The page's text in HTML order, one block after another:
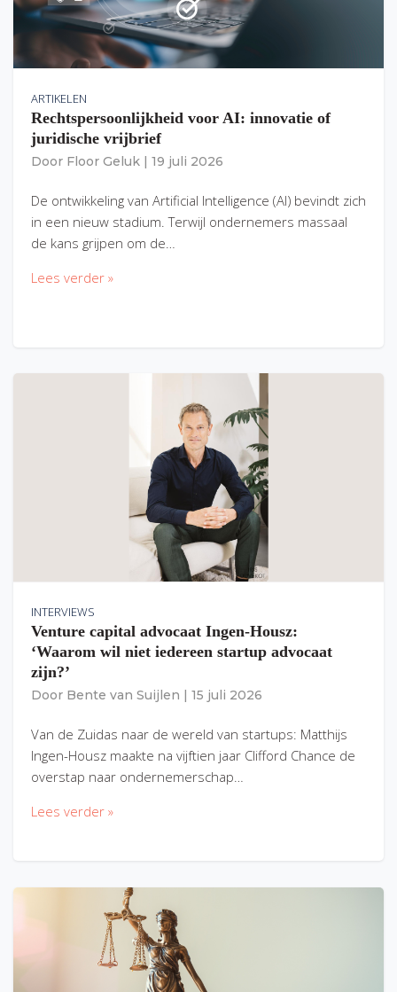
ARTIKELEN
Rechtspersoonlijkheid voor AI: innovatie of
juridische vrijbrief
Door Floor Geluk 19 juli 2026
De ontwikkeling van Artificial Intelligence (AI) bevindt zich
in een nieuw stadium. Terwijl ondernemers massaal
de kans grijpen om de…
Lees verder »
INTERVIEWS
Venture capital advocaat Ingen-Housz:
‘Waarom wil niet iedereen startup advocaat
zijn?’
Door Bente van Suijlen 15 juli 2026
Van de Zuidas naar de wereld van startups: Matthijs
Ingen-Housz maakte na vijftien jaar Clifford Chance de
overstap naar ondernemerschap…
Lees verder »